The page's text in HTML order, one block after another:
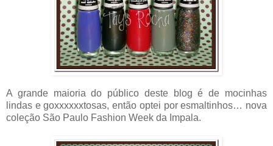
A grande maioria do público deste blog é de mocinhas
lindas e goxxxxxxtosas, então optei por esmaltinhos… nova
coleção São Paulo Fashion Week da Impala.